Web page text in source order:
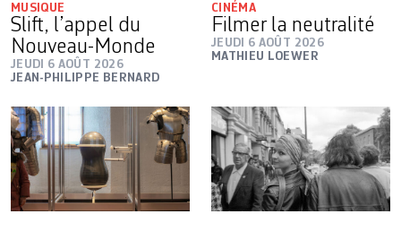
MUSIQUE
Slift, l’appel du
Nouveau-Monde
JEUDI 6 AOÛT 2026
JEAN-PHILIPPE BERNARD
CINÉMA
Filmer la neutralité
JEUDI 6 AOÛT 2026
MATHIEU LOEWER